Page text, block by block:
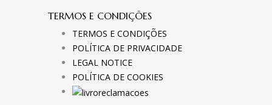
TERMOS E CONDIÇÕES
TERMOS E CONDIÇÕES
POLÍTICA DE PRIVACIDADE
LEGAL NOTICE
POLÍTICA DE COOKIES